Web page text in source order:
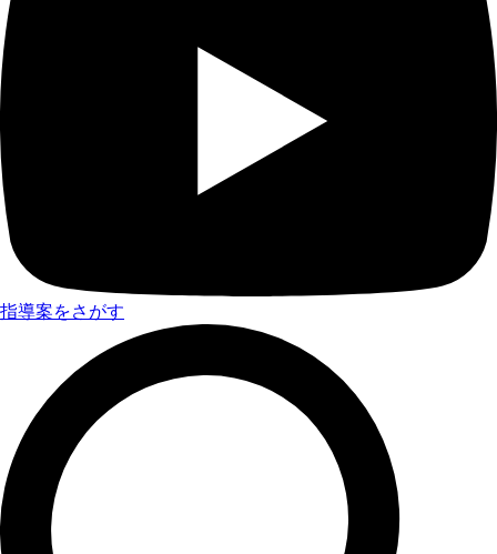
指導案をさがす